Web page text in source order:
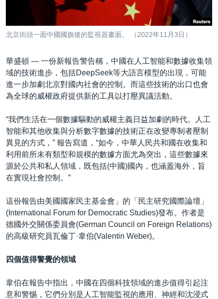
視頻
VOA 60秒 (國際)
美國專訊
視頻存檔
時事經緯
新聞音頻
海外港人
美國透視
建國史話
廣播節目表
國語
關注我們
其他語言網站
北京街頭一面中國國旗後的監視器畫面。 （2022年11月3日）
華盛頓 — 一份新報告警告稱，中國在人工智能和數據收集領
域的技術進步，包括DeepSeek等大語言模型的出現，可能
進一步加劇北京對國內社會的控制。而這些技術的出口也會
為全球的威權政府提供新的工具以打壓異議活動。
“我們生活在一個數據驅動的威權主義日益加劇的時代。人工
智能和其他收集與分析數字數據的技術正在改變專制者壓制
異見的方式，” 報告寫道，“如今，中華人民共和國在收集和
利用前所未有類型和規模的數據方面尤為突出，這些數據來
源於公共和私人領域，既包括(中國)國內，也涵蓋海外，旨
在實現社會控制。”
這份報告由美國國家民主基金會」的「民主研究國際論壇」
(International Forum for Democratic Studies)發布。作者是
德國外交關係委員會(German Council on Foreign Relations)
的高級研究員瓦倫丁·韋伯(Valentin Weber)。
四個值得警覺的領域
韋伯在報告中指出，中國在四個科技領域的進步值得引起注
意和警惕，它們分別是人工智能監視的應用、神經和沈浸式